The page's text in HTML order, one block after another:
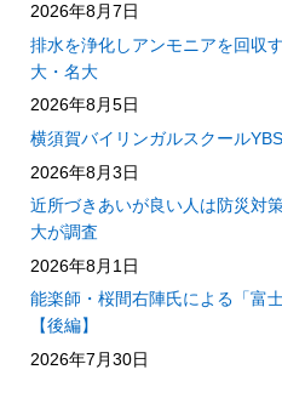
2026年8月7日
排水を浄化しアンモニアを回収
大・名大
2026年8月5日
横須賀バイリンガルスクール
2026年8月3日
近所づきあいが良い人は防災
大が調査
2026年8月1日
能楽師・桜間右陣氏による「富
【後編】
2026年7月30日